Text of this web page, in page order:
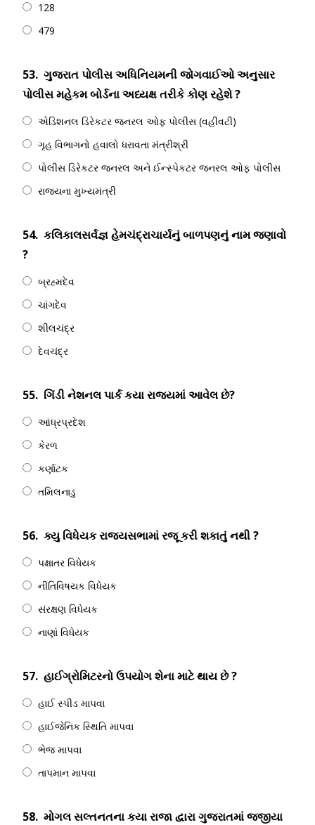
128
479
53. ગુજરાત પોલીસ અધિનિયમની જોગવાઈઓ અનુસાર
પોલીસ મહેકમ બોર્ડના અધ્યક્ષ તરીકે કોણ રહેશે ?
એડિશનલ ડિરેકટર જનરલ ઓફ પોલીસ (વહીવટી)
ગૃહ વિભાગનો હવાલો ધરાવતા મંત્રીશ્રી
પોલીસ ડિરેકટર જનરલ અને ઈન્સ્પેકટર જનરલ ઓફ પોલીસ
રાજયના મુખ્યમંત્રી
54. કલિકાલસર્વજ્ઞ હેમચંદ્રાચાર્યનું બાળપણનું નામ જણાવો
?
બ્રહ્મદેવ
ચાંગદેવ
શીલચંદ્ર
દેવચંદ્ર
55. ગિંડી નેશનલ પાર્ક કયા રાજયમાં આવેલ છે?
આંધ્રપ્રદેશ
કેરળ
કર્ણાટક
તમિલનાડુ
56. ક્યુ વિધેયક રાજયસભામાં રજૂ કરી શકાતું નથી ?
પક્ષાતર વિધેયક
નીતિવિષયક વિધેયક
સંરક્ષણ વિધેયક
નાણાં વિધેયક
57. હાઈગ્રોમિટરનો ઉપયોગ શેના માટે થાય છે ?
હાઈ સ્પીડ માપવા
હાઈજેનિક સ્થિતિ માપવા
ભેજ માપવા
તાપમાન માપવા
58. મોગલ સલ્તનતના કયા રાજા દ્વારા ગુજરાતમાં જજીયા